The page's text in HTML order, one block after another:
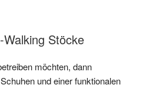
Stöcke
möchten, dann
und einer funktionalen